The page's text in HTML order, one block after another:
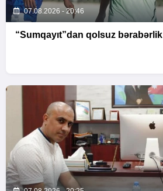
07.08.2026 - 20:46
“Sumqayıt”dan qolsuz bərabərlik